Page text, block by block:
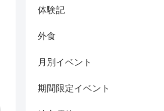
体験記
外食
月別イベント
期間限定イベント